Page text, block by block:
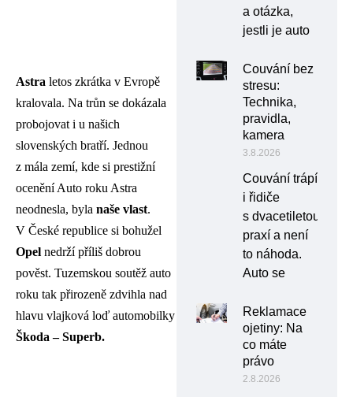
Astra letos zkrátka v Evropě
kralovala. Na trůn se dokázala
probojovat i u našich
slovenských bratří. Jednou
z mála zemí, kde si prestižní
ocenění Auto roku Astra
neodnesla, byla naše vlast.
V České republice si bohužel
Opel nedrží příliš dobrou
pověst. Tuzemskou soutěž auto
roku tak přirozeně zdvihla nad
hlavu vlajková loď automobilky
Škoda – Superb.
a otázka,
jestli je auto
Couvání bez
stresu:
Technika,
pravidla,
kamera
3.8.2026
Couvání trápí
i řidiče
s dvacetiletou
praxí a není
to náhoda.
Auto se
Reklamace
ojetiny: Na
co máte
právo
2.8.2026